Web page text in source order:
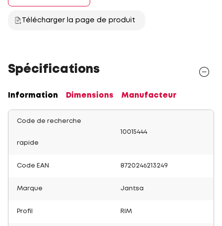
Télécharger la page de produit
Spécifications
Information Dimensions Manufacteur
Code de recherche
rapide
10015444
Code EAN 8720246213249
Marque Jantsa
Profil RIM